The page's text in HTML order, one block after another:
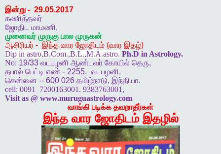
இன்று - 29.05.2017
கணித்தவர்
ஜோதிட
மாமணி,
முனைவர் முருகு பால முருகன்
ஆசிரியர் - இந்த வார ஜோதிடம் (வார இதழ்)
Dip in astro,B.Com.,B.L.,M.A.astro. Ph.D in Astrology.
No: 19/33 வடபழனி ஆண்டவர் கோயில் தெரு,
தபால் பெட்டி எண் - 2255. வடபழனி,
சென்னை -- 600 026 தமிழ்நாடு, இந்தியா.
cell: 0091 7200163001. 9383763001,
Visit as @ www.muruguastrology.com
வாங்கி படிக்க தவறாதீர்கள்
இந்த வார ஜோதிடம் இதழில்